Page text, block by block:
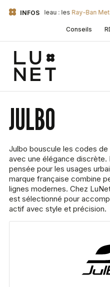
INFOS
Boileau : les Ray-Ban Meta.
Conseils
JULBO
Julbo bouscule les codes de
avec une élégance discrète.
pensée pour les usages
marque française combine
lignes modernes. Chez
est sélectionné pour
actif avec style et précision.